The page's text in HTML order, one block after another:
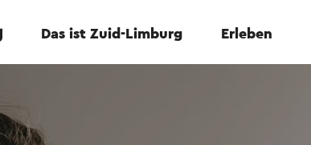
Das ist Zuid-Limburg Erleben